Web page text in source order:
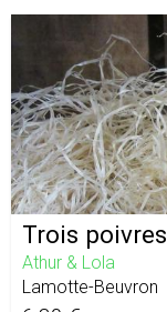
Trois
Athur & Lola
Lamotte-Beuvron